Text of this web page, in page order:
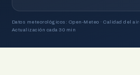
Datos meteorológicos: Open-Meteo · Calidad del
Actualización cada 30 min